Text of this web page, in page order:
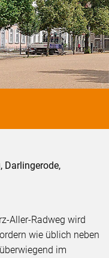
Darlingerode,
Aller-Radweg wird
wie üblich neben
im